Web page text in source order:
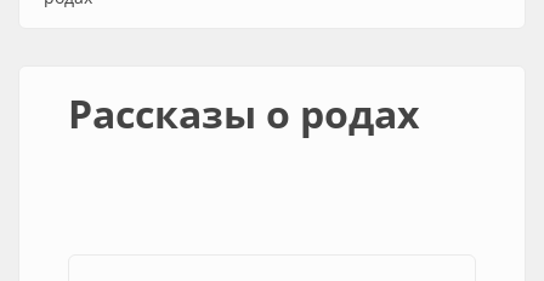
Рассказы о родах